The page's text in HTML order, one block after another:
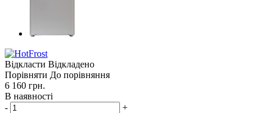
Відкласти Відкладено
Порівняти До порівняння
6 160 грн.
В наявності
-
+